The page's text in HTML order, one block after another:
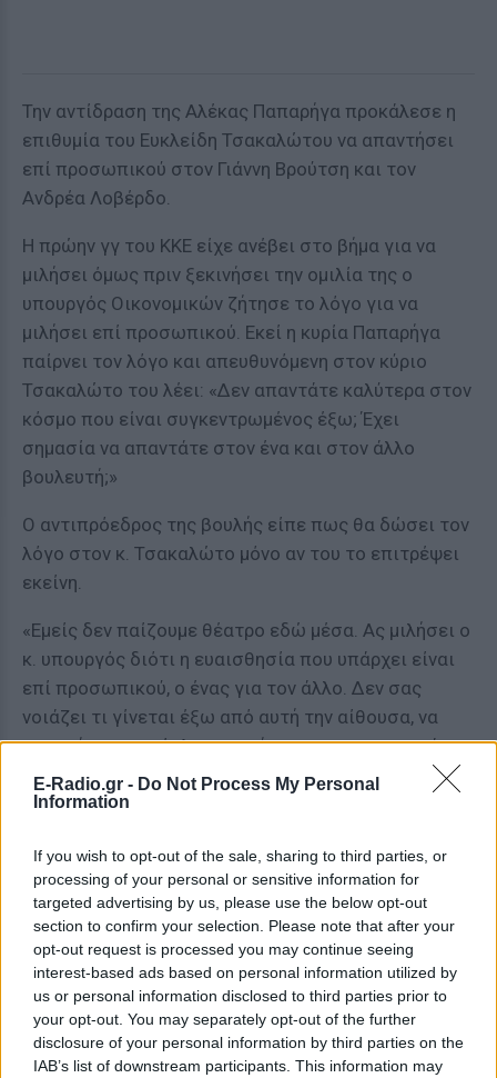
E-Radio.gr - Do Not Process My Personal
Information
If you wish to opt-out of the sale, sharing to third parties, or
processing of your personal or sensitive information for
targeted advertising by us, please use the below opt-out
section to confirm your selection. Please note that after your
opt-out request is processed you may continue seeing
interest-based ads based on personal information utilized by
us or personal information disclosed to third parties prior to
your opt-out. You may separately opt-out of the further
disclosure of your personal information by third parties on the
IAB’s list of downstream participants. This information may
Την αντίδραση της Αλέκας Παπαρήγα προκάλεσε η
επιθυμία του Ευκλείδη Τσακαλώτου να απαντήσει
επί προσωπικού στον Γιάννη Βρούτση και τον
Ανδρέα Λοβέρδο.
Η πρώην γγ του ΚΚΕ είχε ανέβει στο βήμα για να
μιλήσει όμως πριν ξεκινήσει την ομιλία της ο
υπουργός Οικονομικών ζήτησε το λόγο για να
μιλήσει επί προσωπικού. Εκεί η κυρία Παπαρήγα
παίρνει τον λόγο και απευθυνόμενη στον κύριο
Τσακαλώτο του λέει: «Δεν απαντάτε καλύτερα στον
κόσμο που είναι συγκεντρωμένος έξω; Έχει
σημασία να απαντάτε στον ένα και στον άλλο
βουλευτή;»
Ο αντιπρόεδρος της βουλής είπε πως θα δώσει τον
λόγο στον κ. Τσακαλώτο μόνο αν του το επιτρέψει
εκείνη.
«Εμείς δεν παίζουμε θέατρο εδώ μέσα. Ας μιλήσει ο
κ. υπουργός διότι η ευαισθησία που υπάρχει είναι
επί προσωπικού, ο ένας για τον άλλο. Δεν σας
νοιάζει τι γίνεται έξω από αυτή την αίθουσα, να
απαντήσετε εκεί. Ας απαντήσει στα προσωπικά
που δημιουργήθηκαν. Και τι προσωπικά είναι αυτά;
Πολιτικά ζητήματα είναι» είπε η κυρία Παπαρήγα
μιλήσει ο κ. Τσακαλώτος.
[ΠΗΓΗ]
ΔΙΑΦΗΜΙΣΗ